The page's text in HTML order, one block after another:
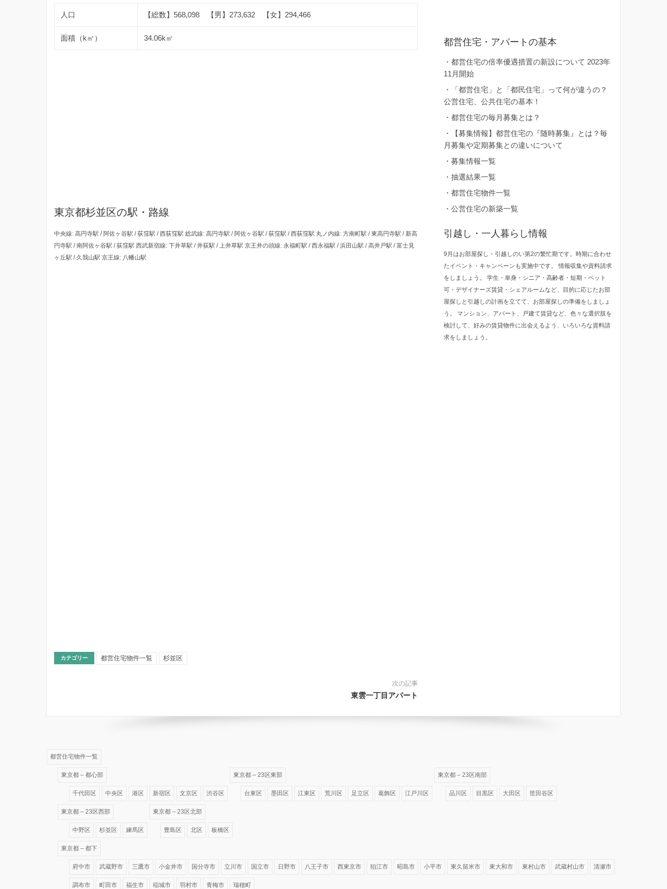
人口 【総数】568,098 【男】273,632 【女】294,466
面積（k㎡） 34.06k㎡
東京都杉並区の駅・路線
中央線: 高円寺駅 / 阿佐ヶ谷駅 / 荻窪駅 / 西荻窪駅 総武線: 高円寺駅 / 阿佐ヶ谷駅 / 荻窪駅 / 西荻窪駅 丸ノ内線: 方南町駅 / 東高円寺駅 / 新高
円寺駅 / 南阿佐ヶ谷駅 / 荻窪駅 西武新宿線: 下井草駅 / 井荻駅 / 上井草駅 京王井の頭線: 永福町駅 / 西永福駅 / 浜田山駅 / 高井戸駅 / 富士見
ヶ丘駅 / 久我山駅 京王線: 八幡山駅
カテゴリー 都営住宅物件一覧 杉並区
次の記事
東雲一丁目アパート
都営住宅・アパートの基本
・都営住宅の倍率優遇措置の新設について 2023年
11月開始
・
「都営住宅」と「都民住宅」って何が違うの？
公営住宅、公共住宅の基本！
・都営住宅の毎月募集とは？
・
【募集情報】都営住宅の『随時募集』とは？毎
月募集や定期募集との違いについて
・募集情報一覧
・抽選結果一覧
・都営住宅物件一覧
・公営住宅の新築一覧
引越し・一人暮らし情報
9月はお部屋探し・引越しのい第2の繁忙期です。時期に合わせ
たイベント・キャンペーンも実施中です。 情報収集や資料請求
をしましょう。 学生・単身・シニア・高齢者・短期・ペット
可・デザイナーズ賃貸・シェアルームなど、目的に応じたお部
屋探しと引越しの計画を立てて、お部屋探しの準備をしましょ
う。 マンション、アパート、戸建て賃貸など、色々な選択肢を
検討して、好みの賃貸物件に出会えるよう、いろいろな資料請
求をしましょう。
都営住宅物件一覧
東京都 – 都心部
千代田区 中央区 港区 新宿区 文京区 渋谷区
東京都 – 23区東部
台東区 墨田区 江東区 荒川区 足立区 葛飾区 江戸川区
東京都 – 23区南部
品川区 目黒区 大田区 世田谷区
東京都 – 23区西部
中野区 杉並区 練馬区
東京都 – 23区北部
豊島区 北区 板橋区
東京都 – 都下
府中市 武蔵野市 三鷹市 小金井市 国分寺市 立川市 国立市 日野市 八王子市 西東京市 狛江市 昭島市 小平市 東久留米市 東大和市 東村山市 武蔵村山市 清瀬市
調布市 町田市 福生市 稲城市 羽村市 青梅市 瑞穂町